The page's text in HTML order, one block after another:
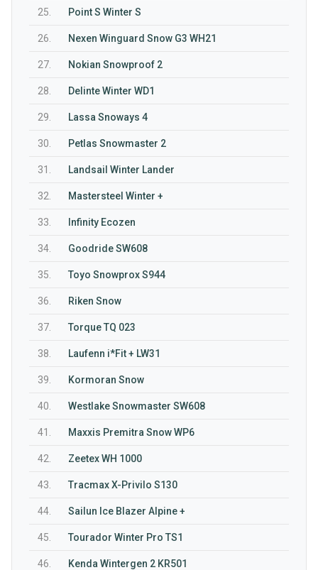
25. Point S Winter S
26. Nexen Winguard Snow G3 WH21
27. Nokian Snowproof 2
28. Delinte Winter WD1
29. Lassa Snoways 4
30. Petlas Snowmaster 2
31. Landsail Winter Lander
32. Mastersteel Winter +
33. Infinity Ecozen
34. Goodride SW608
35. Toyo Snowprox S944
36. Riken Snow
37. Torque TQ 023
38. Laufenn i*Fit + LW31
39. Kormoran Snow
40. Westlake Snowmaster SW608
41. Maxxis Premitra Snow WP6
42. Zeetex WH 1000
43. Tracmax X-Privilo S130
44. Sailun Ice Blazer Alpine +
45. Tourador Winter Pro TS1
46. Kenda Wintergen 2 KR501